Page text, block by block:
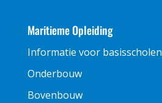
Maritieme Opleiding
Informatie voor basisscholen
Onderbouw
Bovenbouw